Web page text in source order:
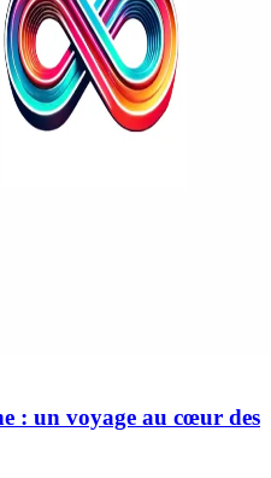
: un voyage au cœur des